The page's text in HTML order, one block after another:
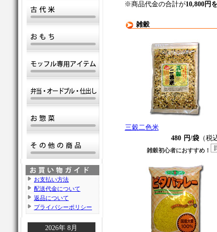
お支払い方法
配送代金について
返品について
プライバシーポリシー
2026年 8月
※商品代金の合計が10,800円
雑穀
三穀二色米
480 円/袋（税
雑穀初心者におすすめ！